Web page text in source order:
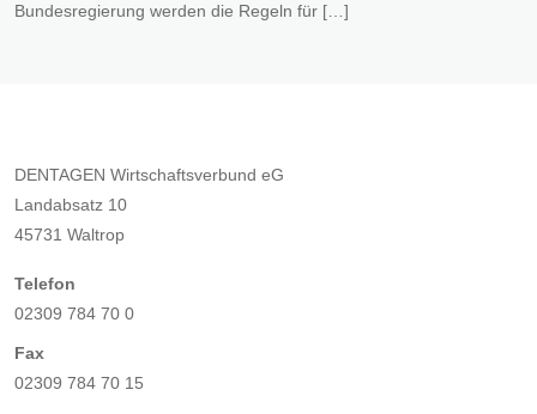
Bundesregierung werden die Regeln für […]
DENTAGEN Wirtschaftsverbund eG
Landabsatz 10
45731 Waltrop
Telefon
02309 784 70 0
Fax
02309 784 70 15